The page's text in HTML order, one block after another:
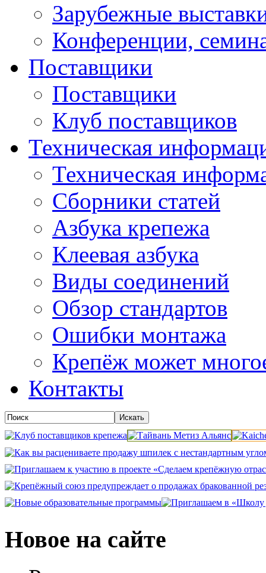
Зарубежные
Конференции,
Поставщики
Поставщики
Клуб поставщиков
Техническая
Техническая
Сборники статей
Азбука крепежа
Клеевая азбука
Виды соединений
Обзор стандартов
Ошибки монтажа
Крепёж может
Контакты
Новое на сайте